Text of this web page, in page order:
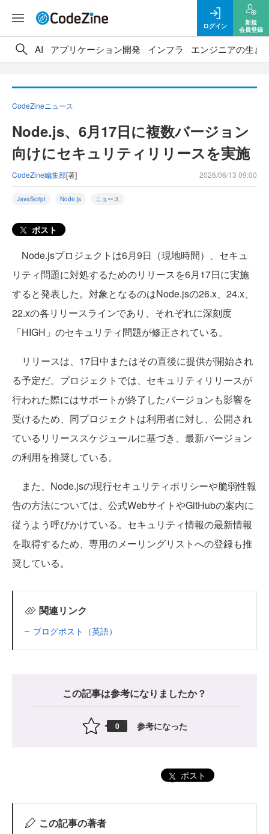
ログイン
新規
会員登録
AI アプリケーション開発 インフラ エンジニアの生き
CodeZineニュース
Node.js、6月17日に複数バージョン
向けにセキュリティリリースを実施
CodeZine編集部[著] 2026/06/13 09:00
JavaScript Node.js ニュース
ポスト
Node.jsプロジェクトは6月9日（現地時間）、セキュ
リティ問題に対処するためのリリースを6月17日に実施
すると発表した。対象となるのはNode.jsの26.x、24.x、
22.xの各リリースラインであり、それぞれに深刻度
「HIGH」のセキュリティ問題が修正されている。
リリースは、17日中またはその直後に提供が開始され
る予定だ。プロジェクトでは、セキュリティリリースが
行われた際にはサポートが終了したバージョンも影響を
受けるため、同プロジェクトは利用者に対し、公開され
ているリリーススケジュールに基づき、最新バージョン
の利用を推奨している。
また、Node.jsの現行セキュリティポリシーや脆弱性報
告の方法については、公式WebサイトやGitHubの案内に
従うよう呼びかけている。セキュリティ情報の最新情報
を取得するため、専用のメーリングリストへの登録も推
奨している。
関連リンク
ブログポスト（英語）
この記事は参考になりましたか？
0 参考になった
ポスト
この記事の著者